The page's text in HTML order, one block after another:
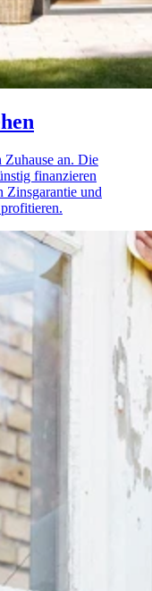
an. Die
finanzieren
Zinsgarantie und